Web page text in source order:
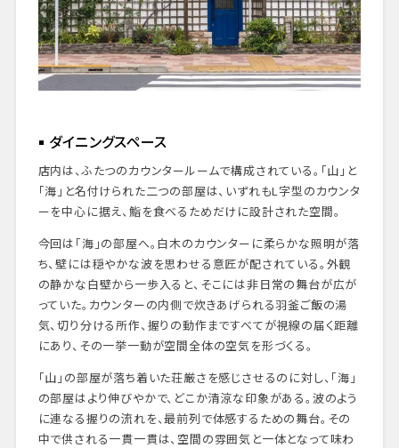
ダイニングスペース
店内は、ふたつのカウンタールームで構成されている。「山」と
「海」と名付けられた二つの部屋は、いずれもL字型のカウンタ
ーを中心に据え、鮨を食べるためだけに設計された空間。
今回は「海」の部屋へ。白木のカウンターに柔らかな照明が落
ち、壁には穏やかな波を思わせる意匠が配されている。外観
の静かな白壁から一歩入ると、そこには非日常の舞台が広が
っていた。カウンターの内側で炊きあげられる羽釜ご飯の湯
気、切り分ける所作、握りの動作まですべてが視線の届く距離
にあり、その一挙一動が空間全体の空気を形づくる。
「山」の部屋が落ち着いた荘厳さを感じさせるのに対し、「海」
の部屋はより伸びやかで、どこか清涼な印象がある。波のよう
に連なる握りの流れを、最前列で体感するための舞台。その
中で供される一貫一貫は、空間の雰囲気と一体となって味わ